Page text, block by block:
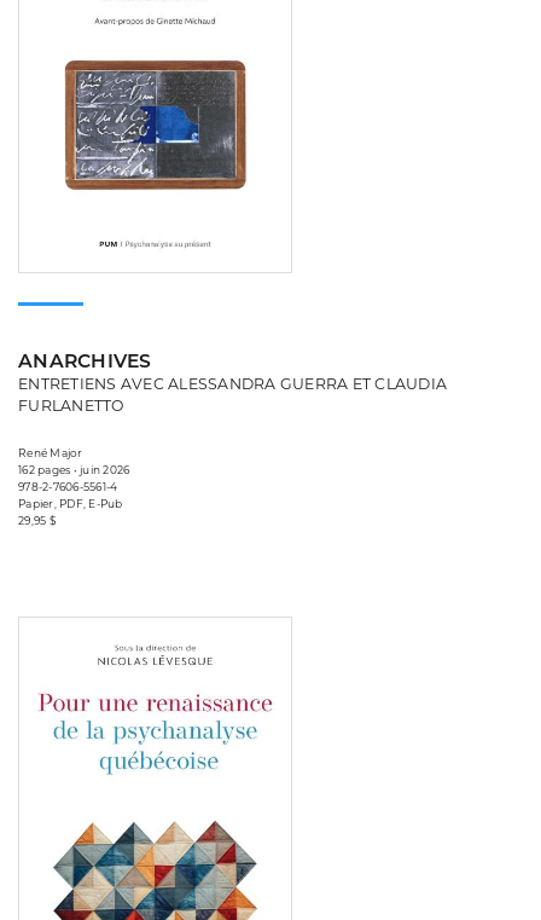
ANARCHIVES
ENTRETIENS AVEC ALESSANDRA GUERRA ET CLAUDIA
FURLANETTO
René Major
162 pages • juin 2026
978-2-7606-5561-4
Papier, PDF, E-Pub
29,95 $